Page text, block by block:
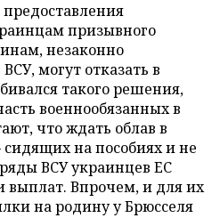
призывного
незаконно
могут отказать в
такого решения,
военнообязанных в
что ждать облав в
сидящих на пособиях и не
ВСУ украинцев ЕС
выплат. Впрочем, и для их
на родину у Брюсселя